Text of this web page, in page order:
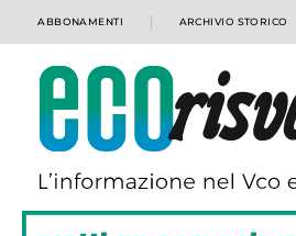
ABBONAMENTI ARCHIVIO STORICO